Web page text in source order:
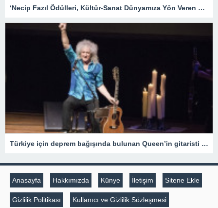
‘Necip Fazıl Ödülleri, Kültür-Sanat Dünyamıza Yön Veren Etkinliklerdendir’ – Kültür Sanat & Sinema
Türkiye için deprem bağışında bulunan Queen’in gitaristi Brian May Sir unvanı aldı
Anasayfa Hakkımızda Künye İletişim Sitene Ekle
Gizlilik Politikası Kullanıcı ve Gizlilik Sözleşmesi